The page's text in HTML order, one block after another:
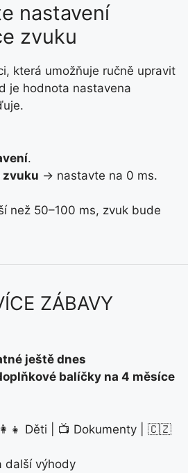
nastavení
zvuku
která umožňuje ručně upravit
je hodnota nastavena
.
zvuku → nastavte na 0 ms.
než 50–100 ms, zvuk bude
ZÁBAVY
ještě dnes
balíčky na 4 měsíce
Děti | 📺 Dokumenty | 🇨🇿
další výhody